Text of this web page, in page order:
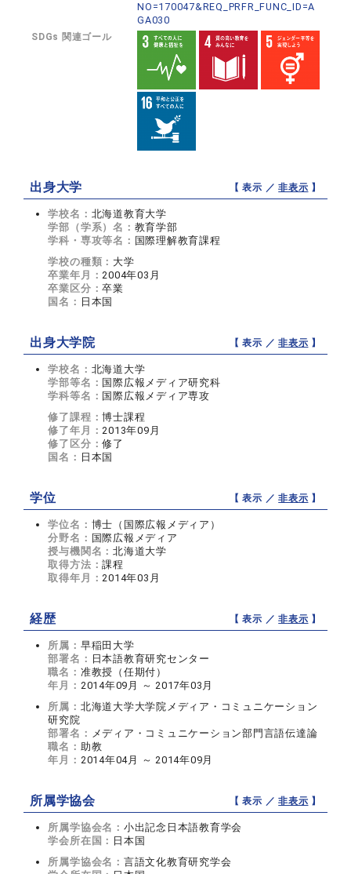
NO=170047&REQ_PRFR_FUNC_ID=A
GA030
SDGs 関連ゴール
出身大学 【 表示 ／非表示 】
学校名： 北海道教育大学
学部（学系）名： 教育学部
学科・専攻等名： 国際理解教育課程
学校の種類： 大学
卒業年月：2004年03月
卒業区分：卒業
国名： 日本国
出身大学院 【 表示 ／非表示 】
学校名： 北海道大学
学部等名： 国際広報メディア研究科
学科等名： 国際広報メディア専攻
修了課程：博士課程
修了年月：2013年09月
修了区分：修了
国名： 日本国
学位 【 表示 ／非表示 】
学位名： 博士（国際広報メディア）
分野名： 国際広報メディア
授与機関名：北海道大学
取得方法：課程
取得年月：2014年03月
経歴 【 表示 ／非表示 】
所属： 早稲田大学
部署名： 日本語教育研究センター
職名： 准教授（任期付）
年月： 2014年09月 ～ 2017年03月
所属： 北海道大学大学院メディア・コミュニケーション
研究院
部署名： メディア・コミュニケーション部門言語伝達論
職名： 助教
年月： 2014年04月 ～ 2014年09月
所属学協会 【 表示 ／非表示 】
所属学協会名： 小出記念日本語教育学会
学会所在国： 日本国
所属学協会名： 言語文化教育研究学会